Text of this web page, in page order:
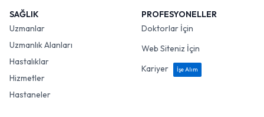
SAĞLIK
Uzmanlar
Uzmanlık Alanları
Hastalıklar
Hizmetler
Hastaneler
PROFESYONELLER
Doktorlar İçin
Web Siteniz İçin
Kariyer
İşe Alım